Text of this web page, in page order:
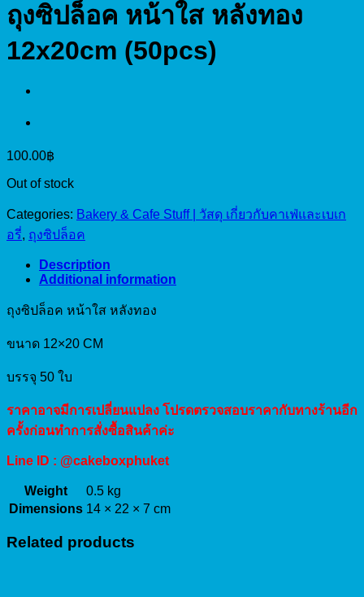
ถุงซิปล็อค หน้าใส หลังทอง
12x20cm (50pcs)
100.00฿
Out of stock
Categories: Bakery & Cafe Stuff | วัสดุ เกี่ยวกับคาเฟ่และเบเก
อรี่, ถุงซิปล็อค
Description
Additional information
ถุงซิปล็อค หน้าใส หลังทอง
ขนาด 12×20 CM
บรรจุ 50 ใบ
ราคาอาจมีการเปลี่ยนแปลง โปรดตรวจสอบราคากับทางร้านอีก
ครั้งก่อนทำการสั่งซื้อสินค้าค่ะ
Line ID : @cakeboxphuket
Weight
0.5 kg
Dimensions 14 × 22 × 7 cm
Related products